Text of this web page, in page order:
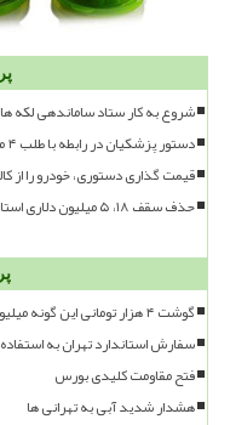
شروع به کار ستاد ساماندهی لکه
دستور پزشکیان در رابطه با طلب ۴ میلیارد یورویی تامین کنندگان کالاهای اساسی
قیمت گذاری دستوری، خودرو را از
حذف سقف ۱۸، ۵ میلیون دلاری استانی برای واردات کالاهای اساسی از مرزها
گوشت ۴ هزار تومانی این گونه میلیونی قیمت خورد
سفارش استاندارد تهران به
فتح مقاومت کلیدی بورس
هشدار شدید آبی به تهرانی ها